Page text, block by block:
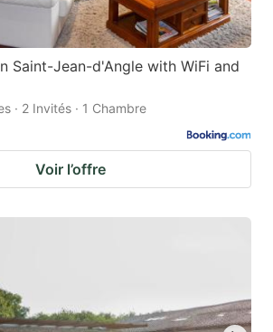
Saint-Jean-d'Angle with WiFi and
· 2 Invités · 1 Chambre
Voir l’offre